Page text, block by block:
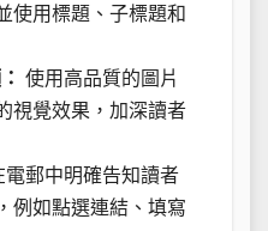
使用標題、子標題和
使用高品質的圖片
視覺效果，加深讀者
電郵中明確告知讀者
例如點選連結、填寫